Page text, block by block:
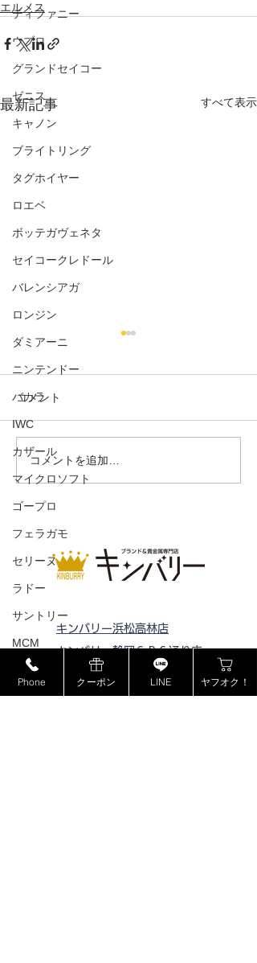
ティファニー
ウブロ
グランドセイコー
ゼニス
キャノン
ブライトリング
タグホイヤー
ロエベ
ボッテガヴェネタ
セイコークレドール
バレンシアガ
ロンジン
ダミアーニ
ニンテンドー
バカラ
IWC
カザール
マイクロソフト
ゴープロ
フェラガモ
セリーヌ
ラドー
サントリー
MCM
ミュウミュウ
モンブラン
エルメス
最新記事 すべて表示
コメント
コメントを追加…
キンバリー浜松高林店
キンバリー静岡ＳＢＳ通り店
キンバリー藤枝インター店
ピックアップ浜松西伊場店
Phone クーポン LINE ヤフオク！